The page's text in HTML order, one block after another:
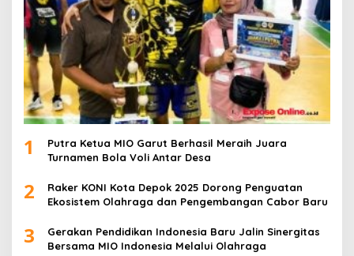
1
Putra Ketua MIO Garut Berhasil Meraih Juara
Turnamen Bola Voli Antar Desa
2
Raker KONI Kota Depok 2025 Dorong Penguatan
Ekosistem Olahraga dan Pengembangan Cabor Baru
3
Gerakan Pendidikan Indonesia Baru Jalin Sinergitas
Bersama MIO Indonesia Melalui Olahraga